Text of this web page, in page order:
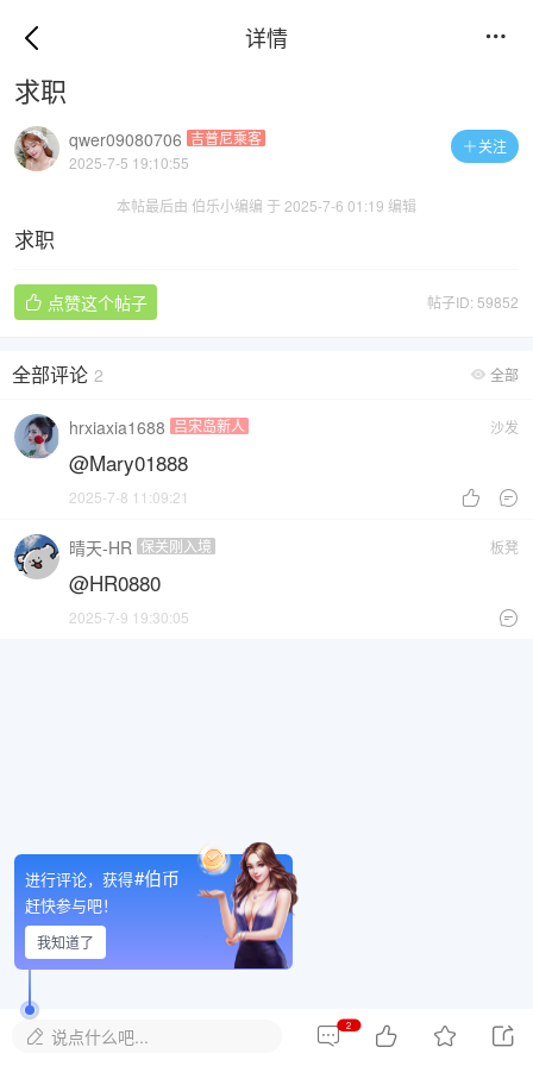
详情 
求职
关注
qwer09080706 吉普尼乘客
2025-7-5 19:10:55
本帖最后由 伯乐小编编 于 2025-7-6 01:19 编辑
求职
帖子ID: 59852
 点赞这个帖子
 全部
全部评论 2
沙发
hrxiaxia1688 吕宋岛新人
@Mary01888
 
2025-7-8 11:09:21
板凳
晴天-HR 保关刚入境
@HR0880

2025-7-9 19:30:05
 说点什么吧...  2   
进行评论，获得#伯币
赶快参与吧！
我知道了